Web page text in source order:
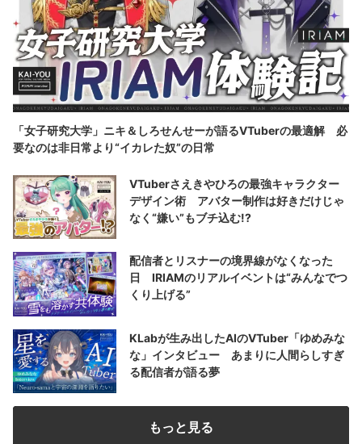
「女子研究大学」ニキ＆しろせんせーが語るVTuberの最適解 必
要なのは非日常より“イカレた奴”の日常
VTuberさえきやひろの最強キャラクター
デザイン術 アバター制作は好きだけじゃ
なく“嫌い”もブチ込む!?
配信者とリスナーの境界線がなくなった
日 IRIAMのリアルイベントは“みんなでつ
くり上げる”
KLabが生み出したAIのVTuber「ゆめみな
な」インタビュー あまりに人間らしすぎ
る配信者が語る夢
もっと見る